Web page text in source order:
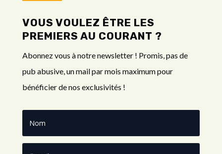
VOUS VOULEZ ÊTRE LES
PREMIERS AU COURANT ?
Abonnez vous à notre newsletter ! Promis, pas de
pub abusive, un mail par mois maximum pour
bénéficier de nos exclusivités !